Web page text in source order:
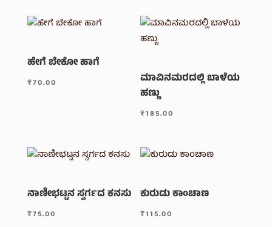
ಹೇಗೆ ಬೇಕೋ ಹಾಗೆ
₹70.00
ಮಾವಿನಮರದಲ್ಲಿ ಬಾಳೆಯ
ಹಣ್ಣು
₹185.00
ನಾಣೀಭಟ್ಟನ ಸ್ವರ್ಗದ ಕನಸು
₹75.00
ಕುರುಡು ಕಾಂಚಾಣ
₹115.00